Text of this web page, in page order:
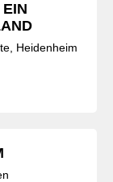
Heidenheim